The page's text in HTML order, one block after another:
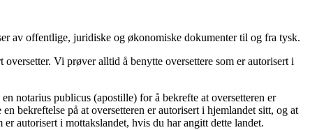
av offentlige, juridiske og økonomiske dokumenter til og fra tysk.
Vi prøver alltid å benytte oversettere som er autorisert i
notarius publicus (apostille) for å bekrefte at oversetteren er
bekreftelse på at oversetteren er autorisert i hjemlandet sitt, og at
autorisert i mottakslandet, hvis du har angitt dette landet.